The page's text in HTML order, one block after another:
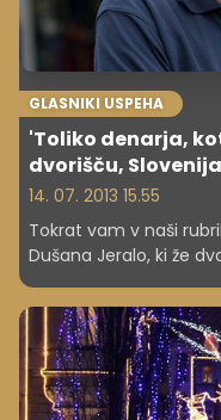
GLASNIKI USPEHA
'Toliko denarja,
dvorišču,
14. 07. 2013 15.55
Tokrat vam v naši
Dušana Jeralo, ki že
najprepoznavnejših
Skozi pogovor z njim
osnove uspešnega